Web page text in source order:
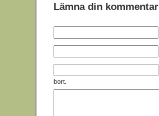
Lämna din kommentar
bort.